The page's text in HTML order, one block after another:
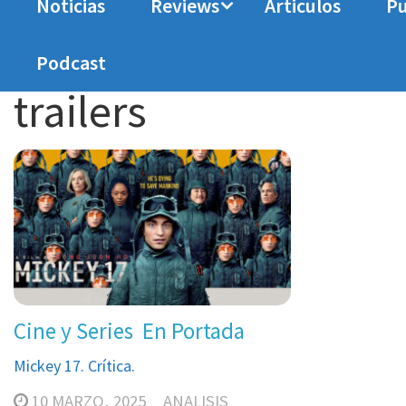
Noticias Reviews Articulos
Podcast
trailers
Cine y Series En Portada
Mickey 17. Crítica.
10 MARZO, 2025
ANALISIS